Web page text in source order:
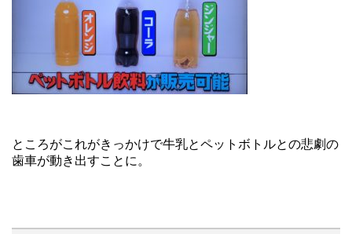
ところがこれがきっかけで牛乳とペットボトルとの悲劇の
歯車が動き出すことに。